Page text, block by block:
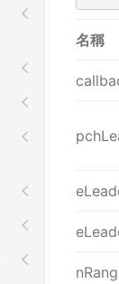
名稱